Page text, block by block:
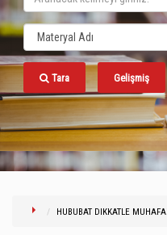
Tara Gelişmiş
HUBUBAT DIKKATLE